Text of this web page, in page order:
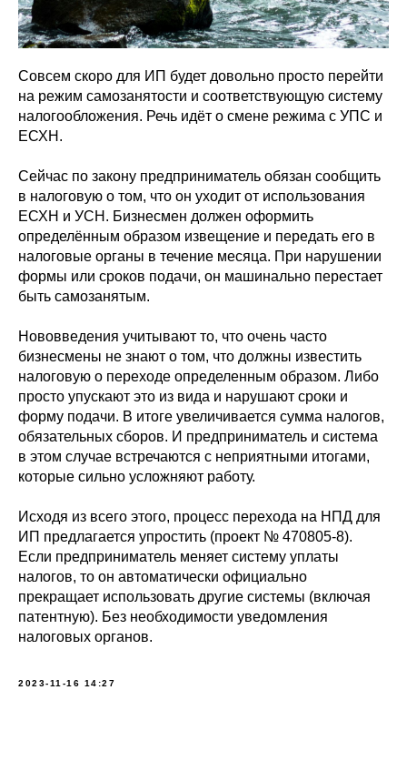
Совсем скоро для ИП будет довольно просто перейти
на режим самозанятости и соответствующую систему
налогообложения. Речь идёт о смене режима с УПС и
ЕСХН.
Сейчас по закону предприниматель обязан сообщить
в налоговую о том, что он уходит от использования
ЕСХН и УСН. Бизнесмен должен оформить
определённым образом извещение и передать его в
налоговые органы в течение месяца. При нарушении
формы или сроков подачи, он машинально перестает
быть самозанятым.
Нововведения учитывают то, что очень часто
бизнесмены не знают о том, что должны известить
налоговую о переходе определенным образом. Либо
просто упускают это из вида и нарушают сроки и
форму подачи. В итоге увеличивается сумма налогов,
обязательных сборов. И предприниматель и система
в этом случае встречаются с неприятными итогами,
которые сильно усложняют работу.
Исходя из всего этого, процесс перехода на НПД для
ИП предлагается упростить (проект № 470805-8).
Если предприниматель меняет систему уплаты
налогов, то он автоматически официально
прекращает использовать другие системы (включая
патентную). Без необходимости уведомления
налоговых органов.
2023-11-16 14:27